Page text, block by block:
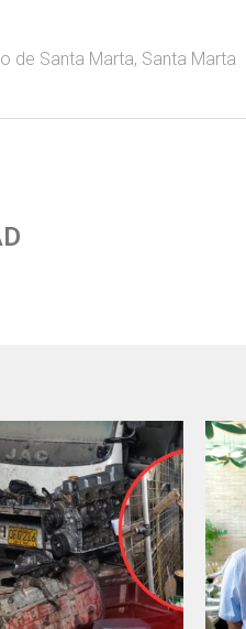
de Santa Marta, Santa Marta